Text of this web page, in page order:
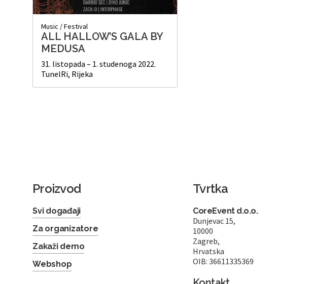
Music /Festival
ALL HALLOW’S GALA BY
MEDUSA
31. listopada – 1. studenoga 2022.
TunelRi, Rijeka
Proizvod
Svi događaji
Za organizatore
Zakaži demo
Webshop
Tvrtka
CoreEvent d.o.o.
Dunjevac 15,
10000
Zagreb,
Hrvatska
OIB: 36611335369